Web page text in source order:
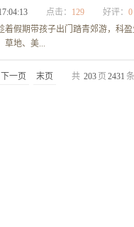
点击： 129 好评： 0
假期带孩子出门踏青郊游，科
草地、美...
下一页 末页 共 203 页 2431 条